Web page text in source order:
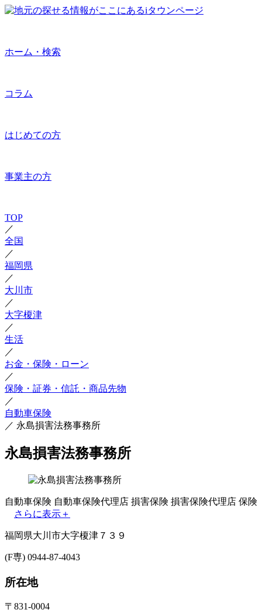
ホーム・検索
コラム
はじめての方
事業主の方
TOP
／
全国
／
福岡県
／
大川市
／
大字榎津
／
生活
／
お金・保険・ローン
／
保険・証券・信託・商品先物
／
自動車保険
／ 永島損害法務事務所
永島損害法務事務所
自動車保険 自動車保険代理店 損害保険 損害保険代理店 保険
さらに表示＋
福岡県大川市大字榎津７３９
(F専) 0944-87-4043
所在地
〒831-0004